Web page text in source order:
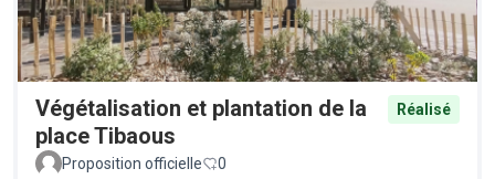
Végétalisation et plantation de la
place Tibaous
Réalisé
Proposition officielle 0